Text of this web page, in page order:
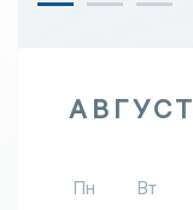
АВГУСТ
Пн Вт